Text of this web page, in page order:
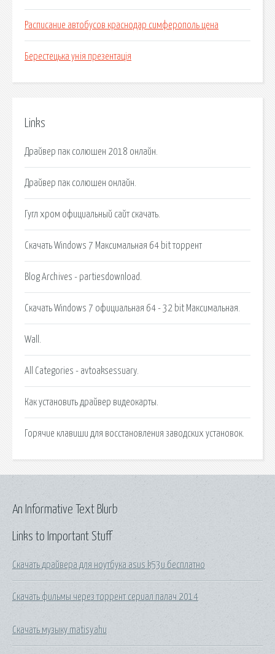
Расписание автобусов краснодар симферополь цена
Берестецька унія презентація
Links
Драйвер пак солюшен 2018 онлайн.
Драйвер пак солюшен онлайн.
Гугл хром официальный сайт скачать.
Скачать Windows 7 Максимальная 64 bit торрент
Blog Archives - partiesdownload.
Скачать Windows 7 официальная 64 - 32 bit Максимальная.
Wall.
All Categories - avtoaksessuary.
Как установить драйвер видеокарты.
Горячие клавиши для восстановления заводских установок.
Links to Important Stuff
Скачать драйвера для ноутбука asus k53u бесплатно
Скачать фильмы через торрент сериал палач 2014
Скачать музыку matisyahu
An Informative Text Blurb